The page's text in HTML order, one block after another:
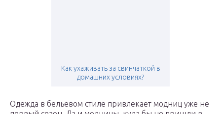
Как ухаживать за свинчаткой в
домашних условиях?
Одежда в бельевом стиле привлекает модниц уже не